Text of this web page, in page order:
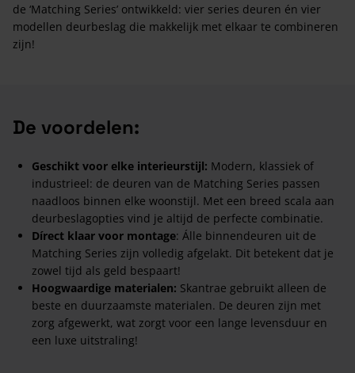
de ‘Matching Series’ ontwikkeld: vier series deuren én vier
modellen deurbeslag die makkelijk met elkaar te combineren
zijn!
De voordelen:
Geschikt voor elke interieurstijl: Modern, klassiek of
industrieel: de deuren van de Matching Series passen
naadloos binnen elke woonstijl. Met een breed scala aan
deurbeslagopties vind je altijd de perfecte combinatie.
Dírect klaar voor montage: Álle binnendeuren uit de
Matching Series zijn volledig afgelakt. Dit betekent dat je
zowel tijd als geld bespaart!
Hoogwaardige materialen: Skantrae gebruikt alleen de
beste en duurzaamste materialen. De deuren zijn met
zorg afgewerkt, wat zorgt voor een lange levensduur en
een luxe uitstraling!